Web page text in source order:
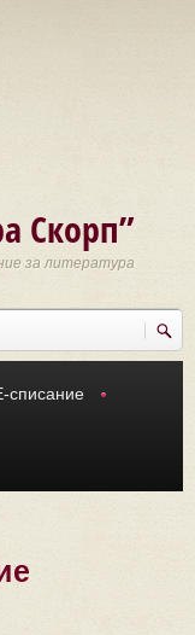
Скорп”
за литература
списание